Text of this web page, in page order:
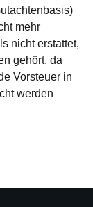
mehr
nicht erstattet,
gehört, da
Vorsteuer in
werden